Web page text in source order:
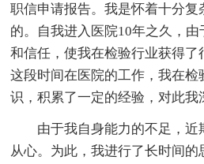
职信申请报告。我是怀着十分
的。自我进入医院10年之久，
和信任，使我在检验行业获得了
这段时间在医院的工作，我在检
识，积累了一定的经验，对此我
由于我自身能力的不足，近
从心。为此，我进行了长时间